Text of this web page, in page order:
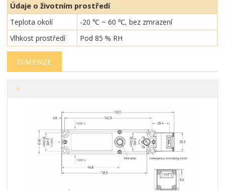
Údaje o životním prostředí
Teplota okolí
-20 ℃ ~ 60 ℃, bez zmrazení
Vlhkost prostředí
Pod 85 % RH
DIMENZE